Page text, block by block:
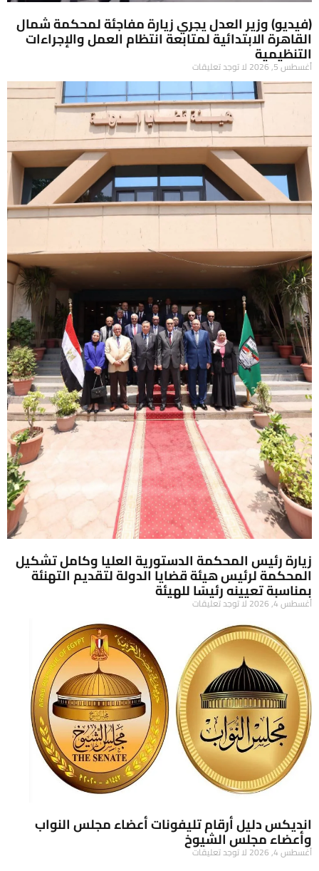
(فيديو) وزير العدل يجري زيارة مفاجئة لمحكمة شمال
القاهرة الابتدائية لمتابعة انتظام العمل والإجراءات
التنظيمية
أغسطس 5, 2026 لا توجد تعليقات
زيارة رئيس المحكمة الدستورية العليا وكامل تشكيل
المحكمة لرئيس هيئة قضايا الدولة لتقديم التهنئة
بمناسبة تعيينه رئيسًا للهيئة
أغسطس 4, 2026 لا توجد تعليقات
انديكس دليل أرقام تليفونات أعضاء مجلس النواب
وأعضاء مجلس الشيوخ
أغسطس 4, 2026 لا توجد تعليقات